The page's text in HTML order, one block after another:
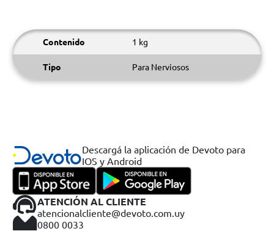
Contenido 1 kg
Tipo Para Nerviosos
Descargá la aplicación de Devoto para
IOS y Android
ATENCIÓN AL CLIENTE
atencionalcliente@devoto.com.uy
0800 0033